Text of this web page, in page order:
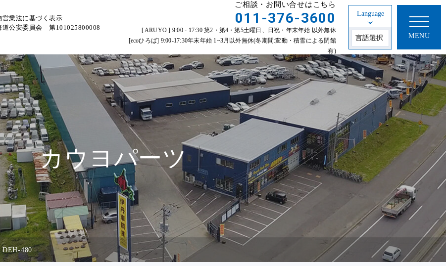
営業法に基づく表示
道公安委員会 第101025800008
ご相談・お問い合せはこちら
011-376-3600
[ ARUYO ] 9:00 - 17:30 第2・第4・第5土曜日、日祝・年末年始 以外無休
[ecoひろば] 9:00-17:30年末年始 1~3月以外無休(冬期間:変動・積雪による閉館
有)
Language
MENU
カウヨパーツ
DEH-480